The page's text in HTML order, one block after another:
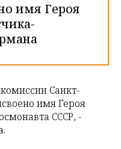
имя Героя
Санкт-
имя Героя
СССР, -